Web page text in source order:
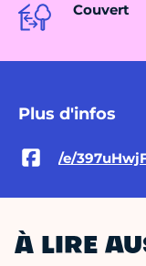
Couvert
Plus d'infos
/e/
À LIRE